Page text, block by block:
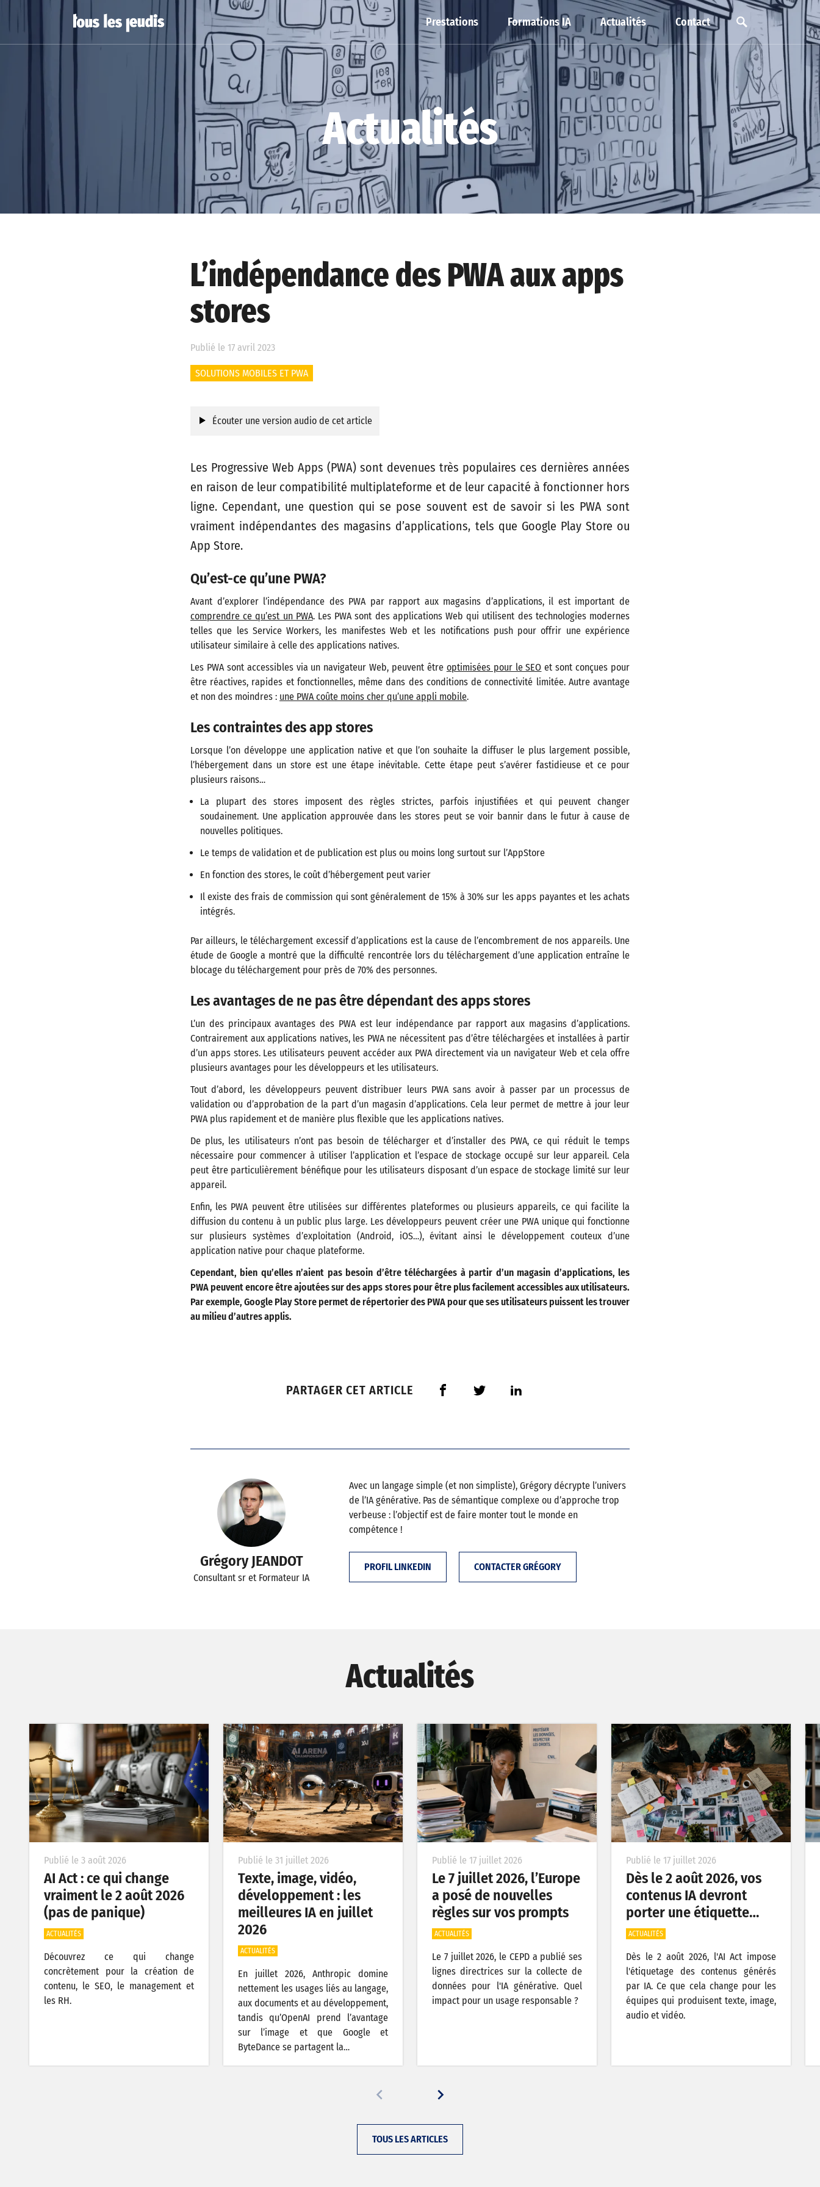
Prestations Formations IA Actualités Contact
Actualités
L’indépendance des PWA aux apps
stores
Publié le 17 avril 2023
SOLUTIONS MOBILES ET PWA
Écouter une version audio de cet article
Les Progressive Web Apps (PWA) sont devenues très populaires ces dernières années
en raison de leur compatibilité multiplateforme et de leur capacité à fonctionner hors
ligne. Cependant, une question qui se pose souvent est de savoir si les PWA sont
vraiment indépendantes des magasins d’applications, tels que Google Play Store ou
App Store.
Qu’est-ce qu’une PWA?
Avant d’explorer l’indépendance des PWA par rapport aux magasins d’applications, il est important de
comprendre ce qu’est un PWA. Les PWA sont des applications Web qui utilisent des technologies modernes
telles que les Service Workers, les manifestes Web et les notifications push pour offrir une expérience
utilisateur similaire à celle des applications natives.
Les PWA sont accessibles via un navigateur Web, peuvent être optimisées pour le SEO et sont conçues pour
être réactives, rapides et fonctionnelles, même dans des conditions de connectivité limitée. Autre avantage
et non des moindres : une PWA coûte moins cher qu’une appli mobile.
Les contraintes des app stores
Lorsque l’on développe une application native et que l’on souhaite la diffuser le plus largement possible,
l’hébergement dans un store est une étape inévitable. Cette étape peut s’avérer fastidieuse et ce pour
plusieurs raisons…
La plupart des stores imposent des règles strictes, parfois injustifiées et qui peuvent changer
soudainement. Une application approuvée dans les stores peut se voir bannir dans le futur à cause de
nouvelles politiques.
Le temps de validation et de publication est plus ou moins long surtout sur l’AppStore
En fonction des stores, le coût d’hébergement peut varier
Il existe des frais de commission qui sont généralement de 15% à 30% sur les apps payantes et les achats
intégrés.
Par ailleurs, le téléchargement excessif d’applications est la cause de l’encombrement de nos appareils. Une
étude de Google a montré que la difficulté rencontrée lors du téléchargement d’une application entraîne le
blocage du téléchargement pour près de 70% des personnes.
Les avantages de ne pas être dépendant des apps stores
L’un des principaux avantages des PWA est leur indépendance par rapport aux magasins d’applications.
Contrairement aux applications natives, les PWA ne nécessitent pas d’être téléchargées et installées à partir
d’un apps stores. Les utilisateurs peuvent accéder aux PWA directement via un navigateur Web et cela offre
plusieurs avantages pour les développeurs et les utilisateurs.
Tout d’abord, les développeurs peuvent distribuer leurs PWA sans avoir à passer par un processus de
validation ou d’approbation de la part d’un magasin d’applications. Cela leur permet de mettre à jour leur
PWA plus rapidement et de manière plus flexible que les applications natives.
De plus, les utilisateurs n’ont pas besoin de télécharger et d’installer des PWA, ce qui réduit le temps
nécessaire pour commencer à utiliser l’application et l’espace de stockage occupé sur leur appareil. Cela
peut être particulièrement bénéfique pour les utilisateurs disposant d’un espace de stockage limité sur leur
appareil.
Enfin, les PWA peuvent être utilisées sur différentes plateformes ou plusieurs appareils, ce qui facilite la
diffusion du contenu à un public plus large. Les développeurs peuvent créer une PWA unique qui fonctionne
sur plusieurs systèmes d’exploitation (Android, iOS…), évitant ainsi le développement couteux d’une
application native pour chaque plateforme.
Cependant, bien qu’elles n’aient pas besoin d’être téléchargées à partir d’un magasin d’applications, les
PWA peuvent encore être ajoutées sur des apps stores pour être plus facilement accessibles aux utilisateurs.
Par exemple, Google Play Store permet de répertorier des PWA pour que ses utilisateurs puissent les trouver
au milieu d’autres applis.
PARTAGER CET ARTICLE
Grégory JEANDOT
Consultant sr et Formateur IA
Avec un langage simple (et non simpliste), Grégory décrypte l’univers
de l’IA générative. Pas de sémantique complexe ou d’approche trop
verbeuse : l’objectif est de faire monter tout le monde en
compétence !
PROFIL LINKEDIN CONTACTER GRÉGORY
Actualités
Publié le 3 août 2026
AI Act : ce qui change
vraiment le 2 août 2026
(pas de panique)
ACTUALITÉS
Découvrez ce qui change
concrètement pour la création de
contenu, le SEO, le management et
les RH.
Publié le 31 juillet 2026
Texte, image, vidéo,
développement : les
meilleures IA en juillet
2026
ACTUALITÉS
En juillet 2026, Anthropic domine
nettement les usages liés au langage,
aux documents et au développement,
tandis qu’OpenAI prend l’avantage
sur l’image et que Google et
ByteDance se partagent la…
Publié le 17 juillet 2026
Le 7 juillet 2026, l’Europe
a posé de nouvelles
règles sur vos prompts
ACTUALITÉS
Le 7 juillet 2026, le CEPD a publié ses
lignes directrices sur la collecte de
données pour l'IA générative. Quel
impact pour un usage responsable ?
Publié le 17 juillet 2026
Dès le 2 août 2026, vos
contenus IA devront
porter une étiquette…
ACTUALITÉS
Dès le 2 août 2026, l'AI Act impose
l'étiquetage des contenus générés
par IA. Ce que cela change pour les
équipes qui produisent texte, image,
audio et vidéo.
TOUS LES ARTICLES